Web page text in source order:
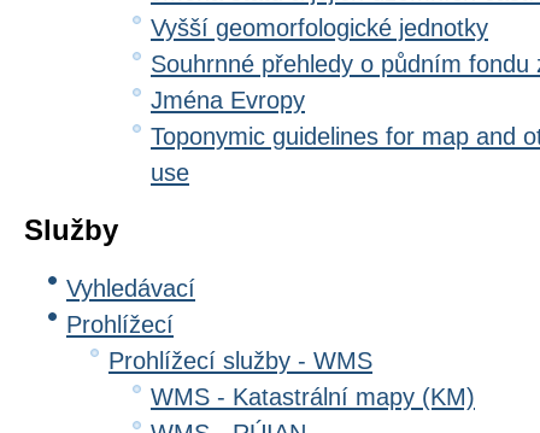
Vyšší geomorfologické jednotky
Souhrnné přehledy o půdním fondu
Jména Evropy
Toponymic guidelines for map and
use
Služby
Vyhledávací
Prohlížecí
Prohlížecí služby - WMS
WMS - Katastrální mapy (KM)